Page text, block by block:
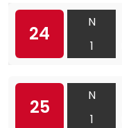
24
N
1
25
N
1